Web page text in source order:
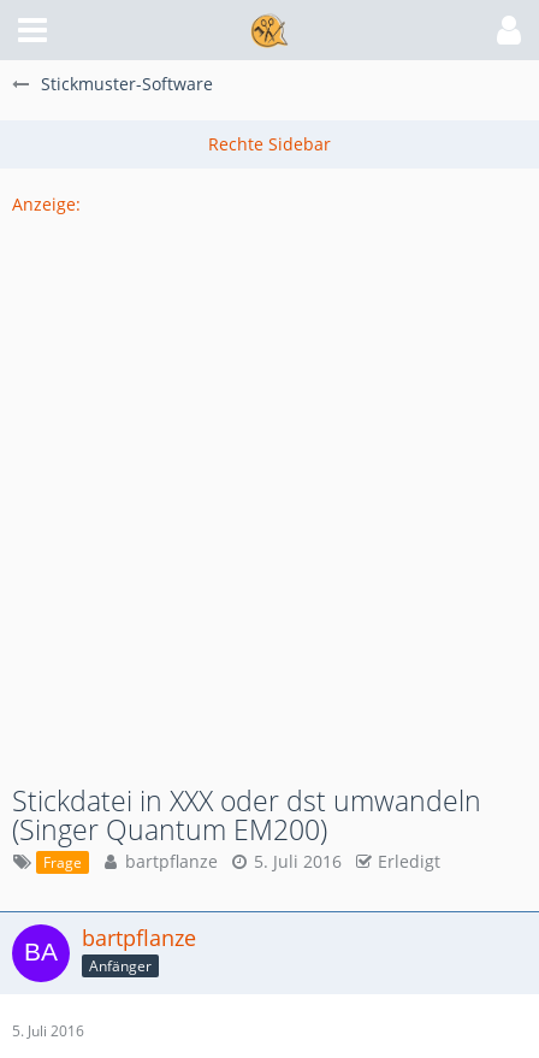
Stickmuster-Software
Anzeige:
Stickdatei in XXX oder dst umwandeln
(Singer Quantum EM200)
Frage bartpflanze 5. Juli 2016 Erledigt
bartpflanze
Anfänger
5. Juli 2016